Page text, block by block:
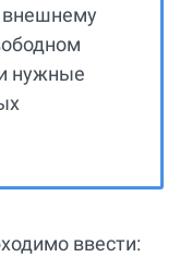
внешнему
нужные
ввести: